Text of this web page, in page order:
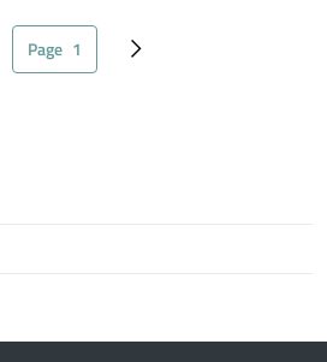
precedente
Pagina attuale
Page 1 Pagina successiva